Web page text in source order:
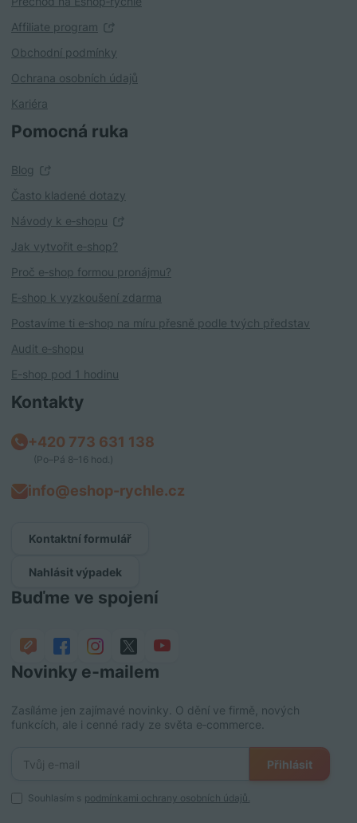
Affiliate program
Obchodní podmínky
Ochrana osobních údajů
Kariéra
Pomocná ruka
Blog
Často kladené dotazy
Návody k e‑shopu
Jak vytvořit e‑shop?
Proč e‑shop formou pronájmu?
E‑shop k vyzkoušení zdarma
Postavíme ti e‑shop na míru přesně podle tvých představ
Audit e‑shopu
E-shop pod 1 hodinu
Kontakty
+420 773 631 138
(Po–Pá 8–16 hod.)
info@eshop-rychle.cz
Kontaktní formulář
Nahlásit výpadek
Buďme ve spojení
Novinky e‑mailem
Zasíláme jen zajímavé novinky. O dění ve firmě, nových
funkcích, ale i cenné rady ze světa e‑commerce.
Přihlásit
Souhlasím s podmínkami ochrany osobních údajů.